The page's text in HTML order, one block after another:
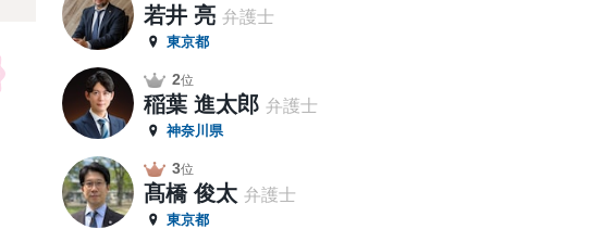
若井 亮 弁護士
東京都
2位
稲葉 進太郎 弁護士
神奈川県
3位
髙橋 俊太 弁護士
東京都